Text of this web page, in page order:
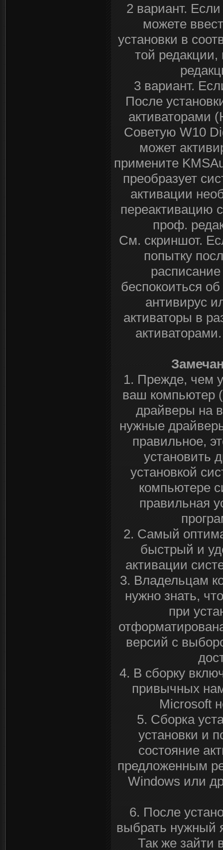
2 вариант.
можете
установки в
той
3 вариант.
После
активаторами
Советую W10
может
примените
преобразует
активации
переактивацию
проф.
См. скриншот.
попытку
беспокоиться
антивирус
активаторы в
1. Прежде, чем
ваш компьютер
драйверы на
нужные
правильное,
установить
установкой
компьютере
правильная
2. Самый
быстрый и
активации
3. Владельцам
нужно знать,
при
версий с
4. В сборку
привычных
Microsoft
5. Сборка
установки и
состояние
предложенным
Windows или
6. После
выбрать нужный
Так же зайти